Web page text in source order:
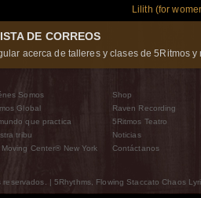
Lilith (for
DE CORREOS
acerca de talleres y clases de 5Ritmos y
Somos
Global
que practica
tribu
Center® New York
Shop
Raven Recording
5Ritmos Teatro
Noticias
Contáctanos
| 5Rhythms, Flowing Staccato Chaos